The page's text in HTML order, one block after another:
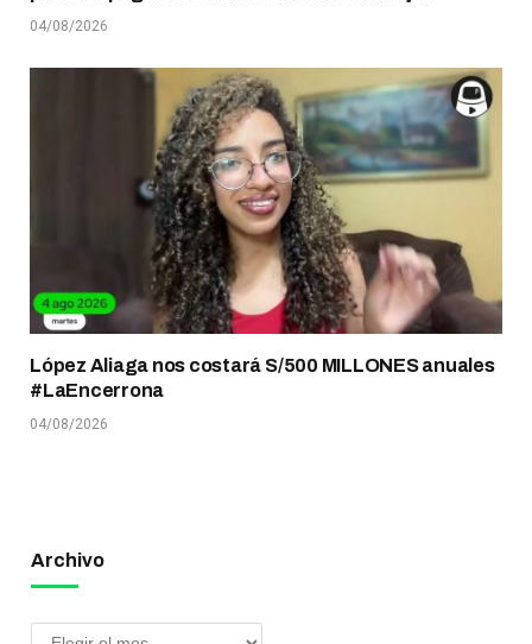
04/08/2026
López Aliaga nos costará S/500 MILLONES anuales
#LaEncerrona
04/08/2026
Archivo